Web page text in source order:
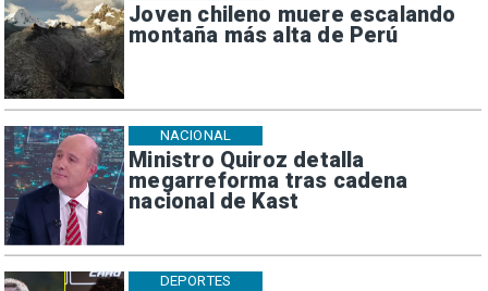
Joven chileno muere escalando
montaña más alta de Perú
Ministro Quiroz detalla
megarreforma tras cadena
nacional de Kast
NACIONAL
DEPORTES